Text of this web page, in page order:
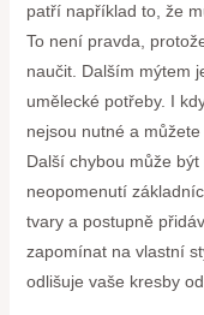
patří například to, že
To není pravda,
naučit. Dalším mýtem
umělecké potřeby. I
nejsou nutné a
Další chybou může
neopomenutí
tvary a postupně
zapomínat na vlastní
odlišuje vaše kresby